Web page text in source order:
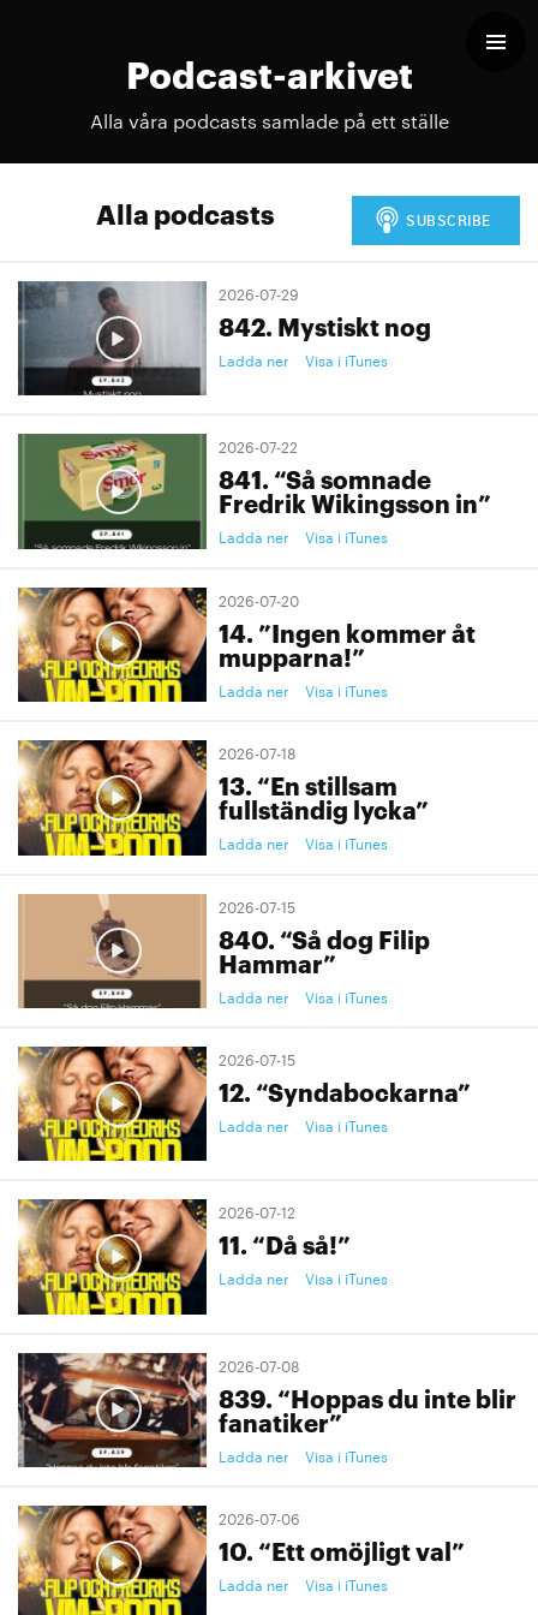
Podcast-arkivet
Alla våra podcasts samlade på ett ställe
Alla podcasts
2026-07-29
842. Mystiskt nog
Ladda ner Visa i iTunes
2026-07-22
841. “Så somnade
Fredrik Wikingsson in”
Ladda ner Visa i iTunes
2026-07-20
14. ”Ingen kommer åt
mupparna!”
Ladda ner Visa i iTunes
2026-07-18
13. “En stillsam
fullständig lycka”
Ladda ner Visa i iTunes
2026-07-15
840. “Så dog Filip
Hammar”
Ladda ner Visa i iTunes
2026-07-15
12. “Syndabockarna”
Ladda ner Visa i iTunes
2026-07-12
11. “Då så!”
Ladda ner Visa i iTunes
2026-07-08
839. “Hoppas du inte blir
fanatiker”
Ladda ner Visa i iTunes
2026-07-06
10. “Ett omöjligt val”
Ladda ner Visa i iTunes